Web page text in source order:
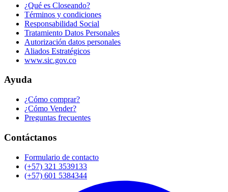
¿Qué es Closeando?
Términos y condiciones
Responsabilidad Social
Tratamiento Datos Personales
Autorización datos personales
Aliados Estratégicos
www.sic.gov.co
Ayuda
¿Cómo comprar?
¿Cómo Vender?
Preguntas frecuentes
Contáctanos
Formulario de contacto
(+57) 321 3539133
(+57) 601 5384344